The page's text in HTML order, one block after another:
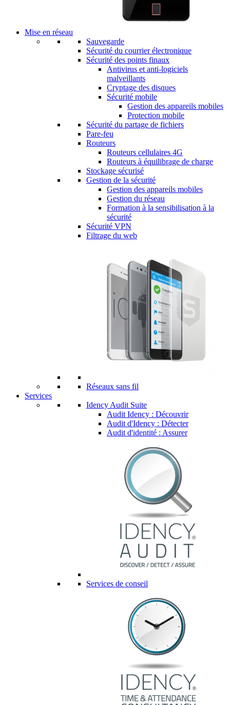
Mise en réseau
Sauvegarde
Sécurité du courrier électronique
Sécurité des points finaux
Antivirus et anti-logiciels
malveillants
Cryptage des disques
Sécurité mobile
Gestion des appareils mobiles
Protection mobile
Sécurité du partage de fichiers
Pare-feu
Routeurs
Routeurs cellulaires 4G
Routeurs à équilibrage de charge
Stockage sécurisé
Gestion de la sécurité
Gestion des appareils mobiles
Gestion du réseau
Formation à la sensibilisation à la
sécurité
Sécurité VPN
Filtrage du web
Réseaux sans fil
Services
Idency Audit Suite
Audit Idency : Découvrir
Audit d'Idency : Détecter
Audit d'identité : Assurer
Services de conseil